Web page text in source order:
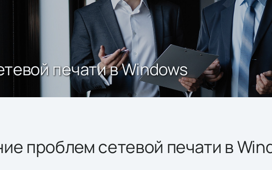
печати в Windows
проблем сетевой печати в